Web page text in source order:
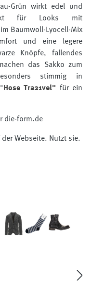
Grün wirkt edel und
für Looks mit
Baumwoll-Lyocell-Mix
und eine legere
Knöpfe, fallendes
das Sakko zum
stimmig in
Hose Tra21vel" für ein
die-form.de
Webseite. Nutzt sie.